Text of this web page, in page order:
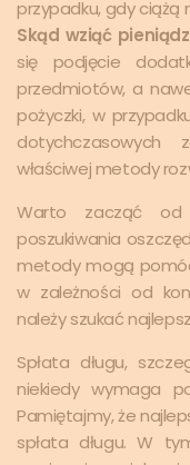
przypadku, gdy ciążą
Skąd wziąć
się podjęcie
przedmiotów, a
pożyczki, w
właściwej metody
Warto zacząć od
poszukiwania
metody mogą
w zależności od
należy szukać
Spłata długu,
niekiedy wymaga
Pamiętajmy, że
spłata długu. W